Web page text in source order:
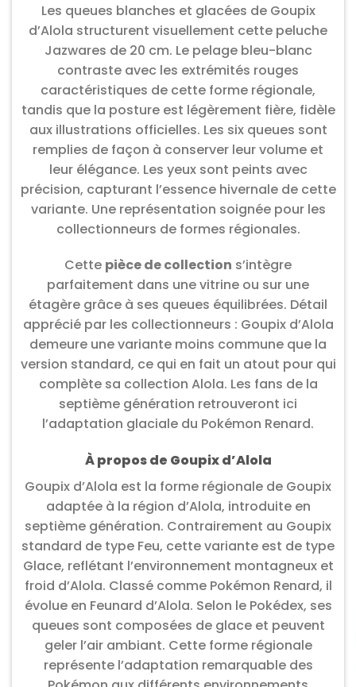
Les queues blanches et glacées de Goupix
d’Alola structurent visuellement cette peluche
Jazwares de 20 cm. Le pelage bleu-blanc
contraste avec les extrémités rouges
caractéristiques de cette forme régionale,
tandis que la posture est légèrement fière, fidèle
aux illustrations officielles. Les six queues sont
remplies de façon à conserver leur volume et
leur élégance. Les yeux sont peints avec
précision, capturant l’essence hivernale de cette
variante. Une représentation soignée pour les
collectionneurs de formes régionales.
Cette pièce de collection s’intègre
parfaitement dans une vitrine ou sur une
étagère grâce à ses queues équilibrées. Détail
apprécié par les collectionneurs : Goupix d’Alola
demeure une variante moins commune que la
version standard, ce qui en fait un atout pour qui
complète sa collection Alola. Les fans de la
septième génération retrouveront ici
l’adaptation glaciale du Pokémon Renard.
À propos de Goupix d’Alola
Goupix d’Alola est la forme régionale de Goupix
adaptée à la région d’Alola, introduite en
septième génération. Contrairement au Goupix
standard de type Feu, cette variante est de type
Glace, reflétant l’environnement montagneux et
froid d’Alola. Classé comme Pokémon Renard, il
évolue en Feunard d’Alola. Selon le Pokédex, ses
queues sont composées de glace et peuvent
geler l’air ambiant. Cette forme régionale
représente l’adaptation remarquable des